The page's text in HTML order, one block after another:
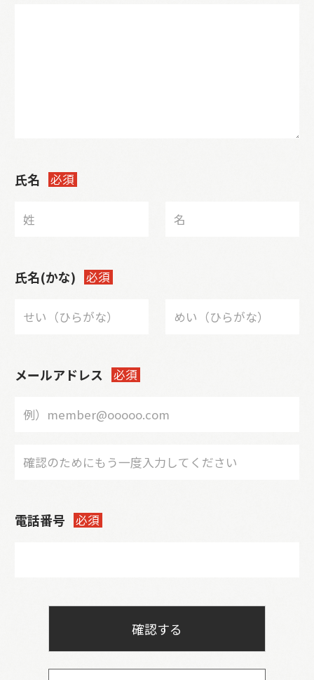
氏名 必須
氏名(かな) 必須
メールアドレス 必須
電話番号 必須
確認する